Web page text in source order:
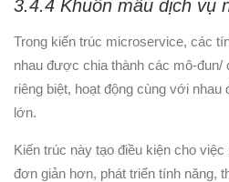
3.4.4 Khuôn mẫu dịch vụ
Trong kiến ​​trúc microservice, các
nhau được chia thành các mô-
riêng biệt, hoạt động cùng với nhau
lớn.
Kiến trúc này tạo điều kiện cho
đơn giản hơn, phát triển tính năng,